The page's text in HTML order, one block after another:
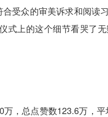
受众的审美诉求和阅读
式上的这个细节看哭了
，总点赞数123.6万，